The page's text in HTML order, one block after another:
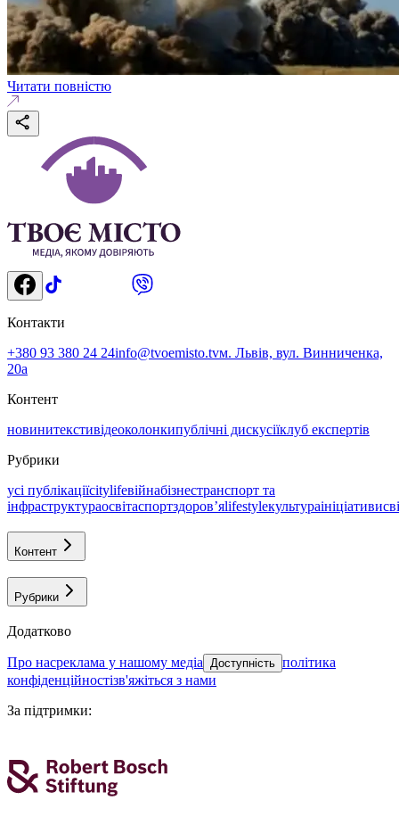
Читати повністю
Контакти
+380 93 380 24 24info@tvoemisto.tvм. Львів, вул. Винниченка,
20а
Контент
новинитекстивідеоколонкипублічні дискусіїклуб експертів
Рубрики
усі публікаціїcitylifeвійнабізнестранспорт та
інфраструктураосвітаспортздоровʼяlifestyleкультураініціативи
Контент
Рубрики
Додатково
про насреклама у нашому медіа Доступність політика
конфіденційностізв'яжіться з нами
За підтримки: